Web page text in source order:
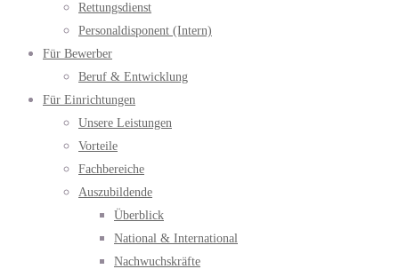
Rettungsdienst
Personaldisponent (Intern)
Für Bewerber
Beruf & Entwicklung
Für Einrichtungen
Unsere Leistungen
Vorteile
Fachbereiche
Auszubildende
Überblick
National & International
Nachwuchskräfte